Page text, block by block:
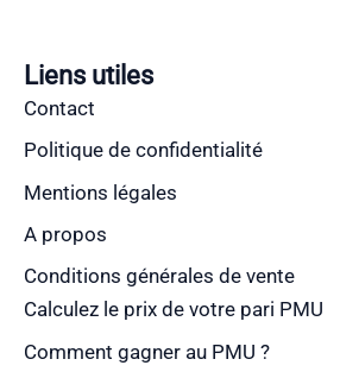
Liens utiles
Contact
Politique de confidentialité
Mentions légales
A propos
Conditions générales de vente
Calculez le prix de votre pari PMU
Comment gagner au PMU ?